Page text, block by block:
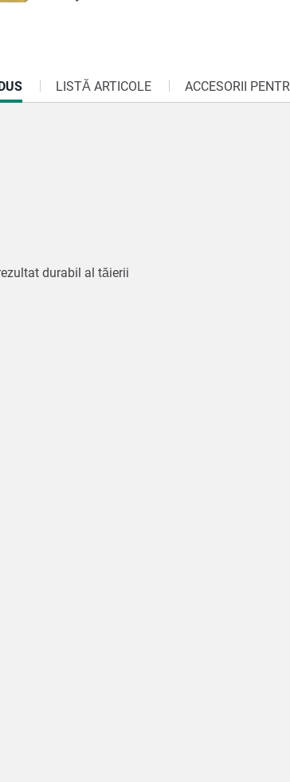
LISTĂ ARTICOLE ACCESORII
durabil al tăierii